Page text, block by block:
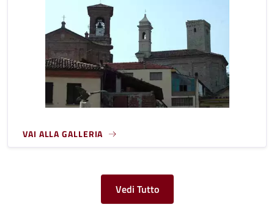
VAI ALLA GALLERIA
Vedi Tutto